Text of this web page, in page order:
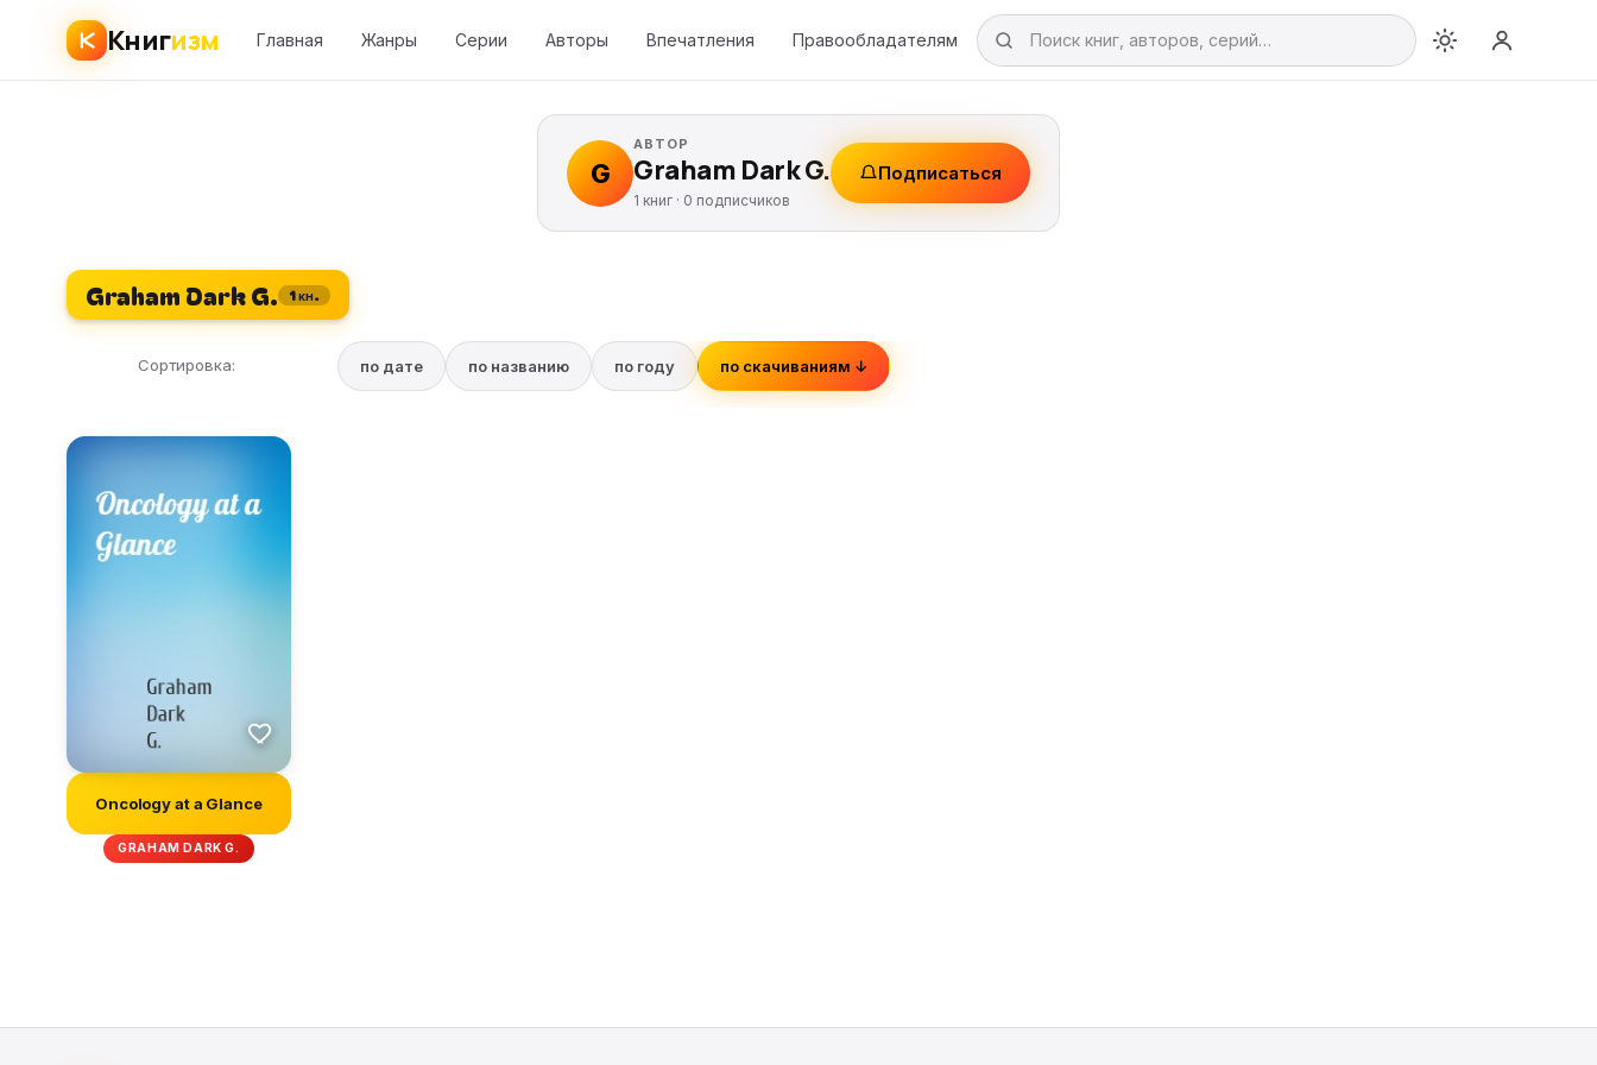
Книгизм Главная Жанры Серии Авторы Впечатления Правообладателям
G
АВТОР
Graham Dark G.
1 книг · 0 подписчиков
Подписаться
Graham Dark G. 1 кн.
Сортировка: по дате по названию по году по скачиваниям ↓
Oncology at a Glance
GRAHAM DARK G.